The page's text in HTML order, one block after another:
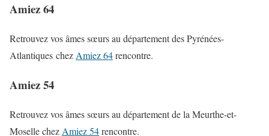
Amiez 64
Retrouvez vos âmes sœurs au département des Pyrénées-
Atlantiques chez Amiez 64rencontre.
Amiez 54
Retrouvez vos âmes sœurs au département de la Meurthe-et-
Moselle chez Amiez 54rencontre.